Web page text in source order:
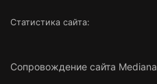
Статистика сайта:
Сопровождение сайта Mediana